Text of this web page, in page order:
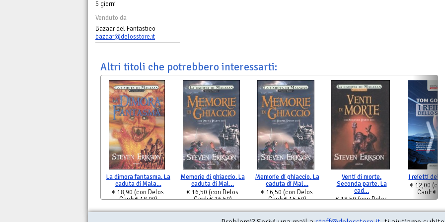
5 giorni
Venduto da
Bazaar del Fantastico
bazaar@delosstore.it
Altri titoli che potrebbero interessarti:
La dimora fantasma. La
caduta di Mala…
€ 18,90 (con Delos
Card: € 18,90)
Memorie di ghiaccio. La
caduta di Mal…
€ 16,50 (con Delos
Card: € 16,50)
Memorie di ghiaccio. La
caduta di Mal…
€ 16,50 (con Delos
Card: € 16,50)
Venti di morte.
Seconda parte. La
cad…
€ 18,50(con Delos
I reietti dello
€ 12,00 (con
Card: €